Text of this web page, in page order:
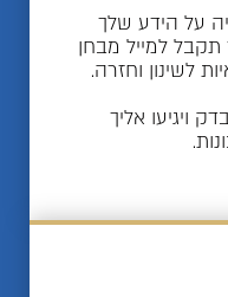
על הידע שלך
תקבל למייל מבחן
לשינון וחזרה.
ויגיעו אליך